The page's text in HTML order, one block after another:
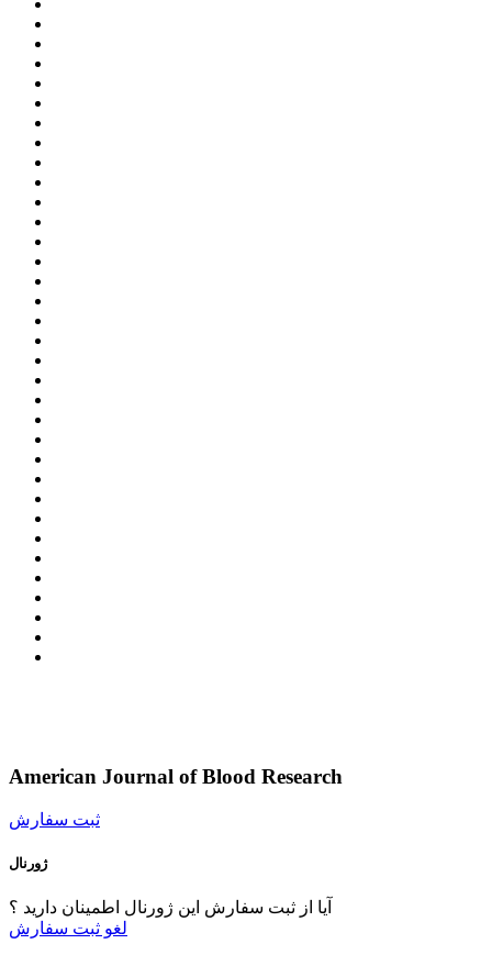
American Journal of Blood Research
ثبت سفارش
ژورنال
آیا از ثبت سفارش این ژورنال اطمینان دارید ؟
لغو ثبت سفارش